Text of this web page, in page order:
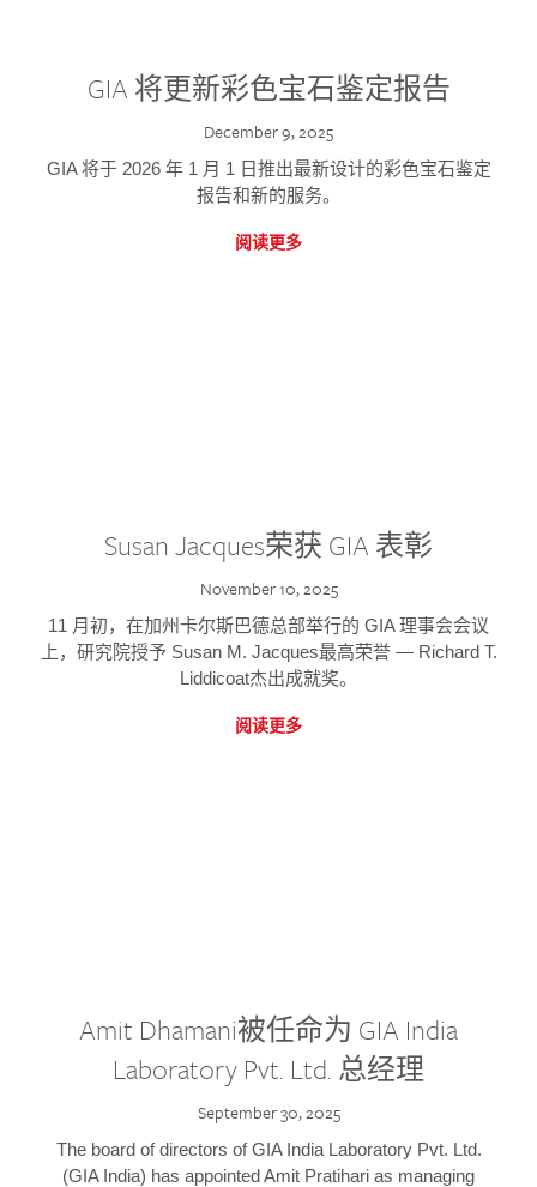
GIA 将更新彩色宝石鉴定报告
December 9, 2025
GIA 将于 2026 年 1 月 1 日推出最新设计的彩色宝石鉴定
报告和新的服务。
阅读更多
Susan Jacques荣获 GIA 表彰
November 10, 2025
11 月初，在加州卡尔斯巴德总部举行的 GIA 理事会会议
上，研究院授予 Susan M. Jacques最高荣誉 — Richard T.
Liddicoat杰出成就奖。
阅读更多
Amit Dhamani被任命为 GIA India
Laboratory Pvt. Ltd. 总经理
September 30, 2025
The board of directors of GIA India Laboratory Pvt. Ltd.
(GIA India) has appointed Amit Pratihari as managing